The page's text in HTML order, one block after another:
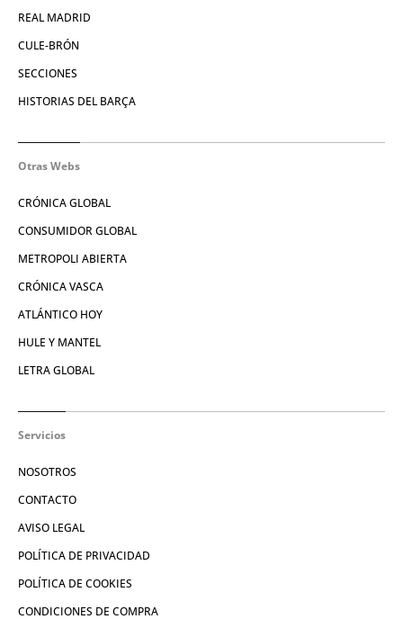
REAL MADRID
CULE-BRÓN
SECCIONES
HISTORIAS DEL BARÇA
Otras Webs
CRÓNICA GLOBAL
CONSUMIDOR GLOBAL
METROPOLI ABIERTA
CRÓNICA VASCA
ATLÁNTICO HOY
HULE Y MANTEL
LETRA GLOBAL
Servicios
NOSOTROS
CONTACTO
AVISO LEGAL
POLÍTICA DE PRIVACIDAD
POLÍTICA DE COOKIES
CONDICIONES DE COMPRA